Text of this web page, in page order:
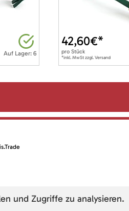
Auf Lager: 6
42,60€*
pro Stück
*inkl. MwSt zzgl. Versand
und Zugriffe zu analysieren.